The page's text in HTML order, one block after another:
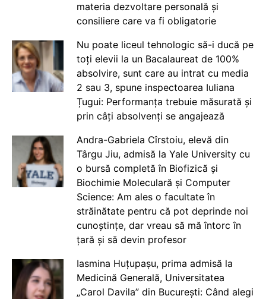
materia dezvoltare personală și
consiliere care va fi obligatorie
Nu poate liceul tehnologic să-i ducă pe
toți elevii la un Bacalaureat de 100%
absolvire, sunt care au intrat cu media
2 sau 3, spune inspectoarea Iuliana
Țugui: Performanța trebuie măsurată și
prin câți absolvenți se angajează
Andra-Gabriela Cîrstoiu, elevă din
Târgu Jiu, admisă la Yale University cu
o bursă completă în Biofizică și
Biochimie Moleculară și Computer
Science: Am ales o facultate în
străinătate pentru că pot deprinde noi
cunoștințe, dar vreau să mă întorc în
țară și să devin profesor
Iasmina Huțupașu, prima admisă la
Medicină Generală, Universitatea
„Carol Davila” din București: Când alegi